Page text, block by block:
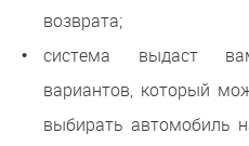
возврата;
система выдаст
вариантов, который
выбирать автомобиль